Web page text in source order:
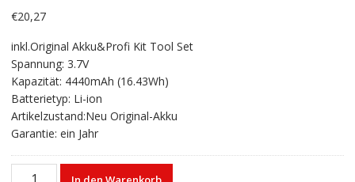
€20,27
inkl.Original Akku&Profi Kit Tool Set
Spannung: 3.7V
Kapazität: 4440mAh (16.43Wh)
Batterietyp: Li-ion
Artikelzustand:Neu Original-Akku
Garantie: ein Jahr
Akku